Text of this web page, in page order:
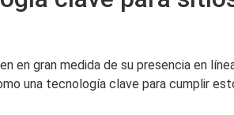
en gran medida de su presencia en
una tecnología clave para cumplir